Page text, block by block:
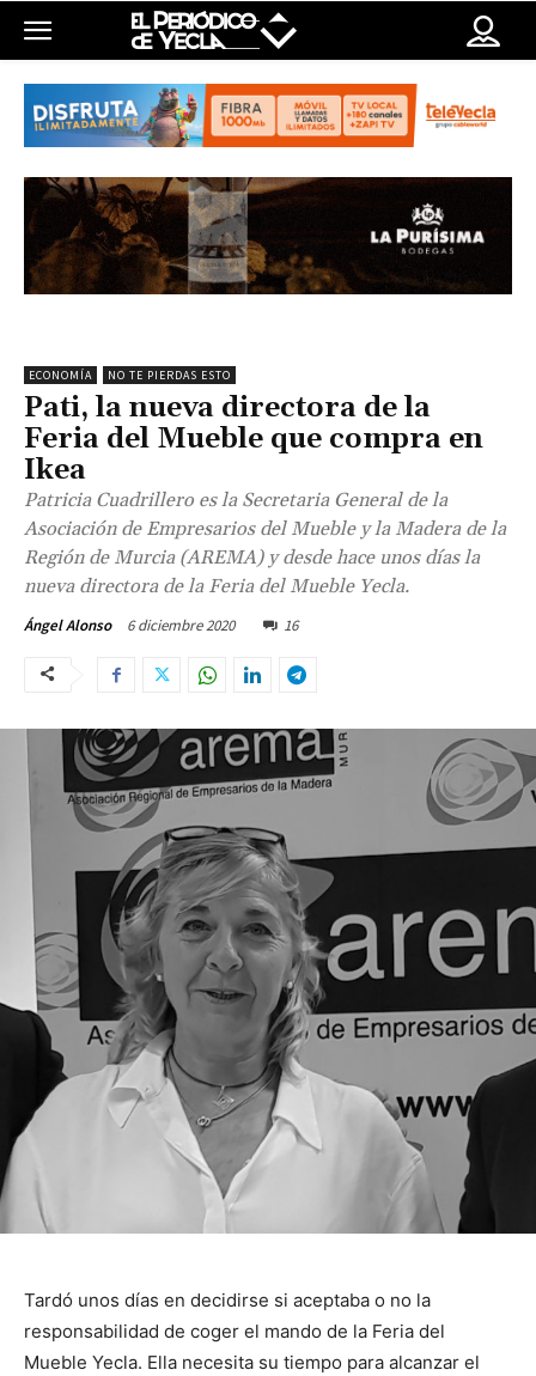
ECONOMÍA NO TE PIERDAS ESTO
Pati, la nueva directora de la
Feria del Mueble que compra en
Ikea
Patricia Cuadrillero es la Secretaria General de la
Asociación de Empresarios del Mueble y la Madera de la
Región de Murcia (AREMA) y desde hace unos días la
nueva directora de la Feria del Mueble Yecla.
Ángel Alonso 6 diciembre 2020 16
Tardó unos días en decidirse si aceptaba o no la
responsabilidad de coger el mando de la Feria del
Mueble Yecla. Ella necesita su tiempo para alcanzar el